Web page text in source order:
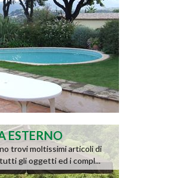
ESTERNO
trovi moltissimi articoli di
gli oggetti ed i compl...